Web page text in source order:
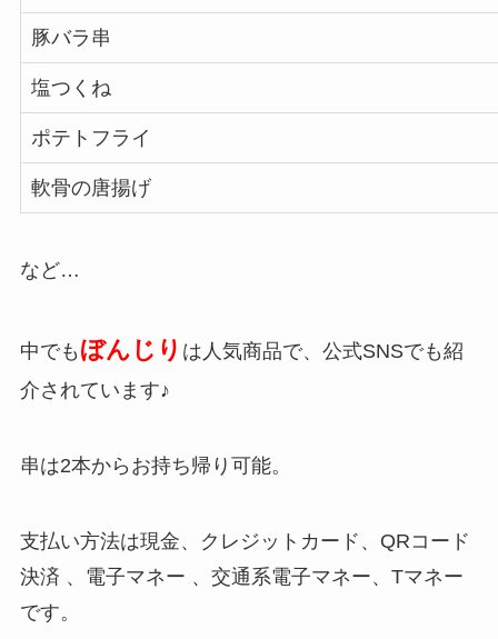
豚バラ串
塩つくね
ポテトフライ
軟骨の唐揚げ
など…
中でも ぼんじり は人気商品で、公式SNSでも紹
介されています♪
串は2本からお持ち帰り可能。
支払い方法は現金、クレジットカード、QRコード
決済 、電子マネー 、交通系電子マネー、Tマネー
です。